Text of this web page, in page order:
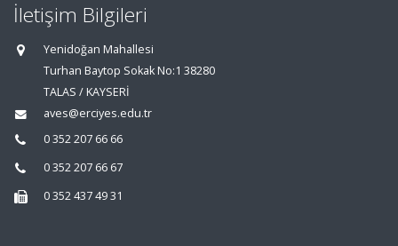
İletişim Bilgileri
Yenidoğan Mahallesi
Turhan Baytop Sokak No:1 38280
TALAS / KAYSERİ
aves@erciyes.edu.tr
0 352 207 66 66
0 352 207 66 67
0 352 437 49 31